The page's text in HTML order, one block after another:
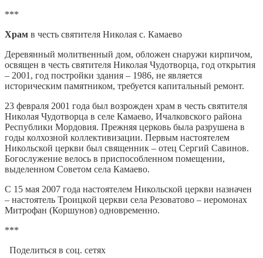
***
Храм в честь святителя Николая с. Камаево
Деревянный молитвенный дом, обложен снаружи кирпичом,
освящен в честь святителя Николая Чудотворца, год открытия
– 2001, год постройки здания – 1986, не является
историческим памятником, требуется капитальный ремонт.
23 февраля 2001 года был возрожден храм в честь святителя
Николая Чудотворца в селе Камаево, Ичалковского района
Республики Мордовия. Прежняя церковь была разрушена в
годы колхозной коллективизации. Первым настоятелем
Никольской церкви был священник – отец Сергий Савинов.
Богослужение велось в приспособленном помещении,
выделенном Советом села Камаево.
С 15 мая 2007 года настоятелем Никольской церкви назначен
– настоятель Троицкой церкви села Резоватово – иеромонах
Митрофан (Коршунов) одновременно.
***
Поделиться в соц. сетях